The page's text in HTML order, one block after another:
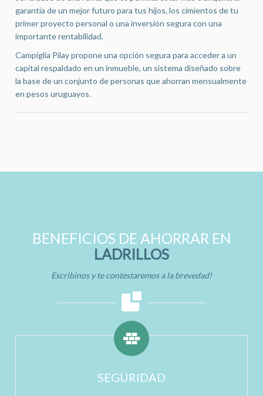
garantía de un mejor futuro para tus hijos, los cimientos de tu
primer proyecto personal o una inversión segura con una
importante rentabilidad.
Campiglia Pilay propone una opción segura para acceder a un
capital respaldado en un inmueble, un sistema diseñado sobre
la base de un conjunto de personas que ahorran mensualmente
en pesos uruguayos.
BENEFICIOS DE AHORRAR EN
LADRILLOS
Escribinos y te contestaremos a la brevedad!
SEGURIDAD